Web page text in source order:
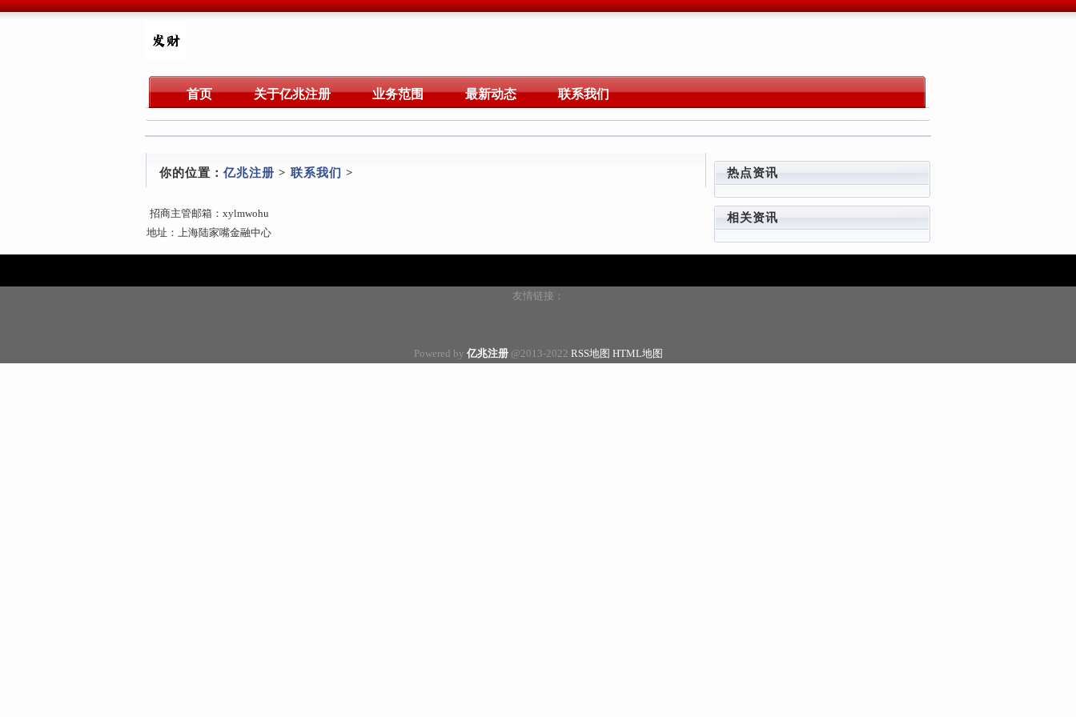
首页 关于亿兆注册 业务范围 最新动态 联系我们
你的位置： 亿兆注册 > 联系我们 >
招商主管邮箱：xylmwohu
地址：上海陆家嘴金融中心
热点资讯
相关资讯
友情链接：
Powered by 亿兆注册@2013-2022 RSS地图 HTML地图